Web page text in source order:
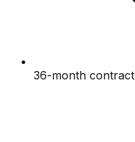
36-month contract